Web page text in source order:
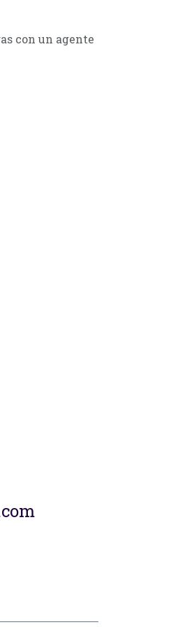
con un agente